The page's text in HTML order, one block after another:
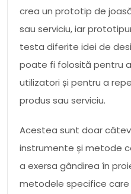
crea un prototip de
sau serviciu, iar
testa diferite idei de
poate fi folosită pentru
utilizatori și pentru a
produs sau serviciu.
Acestea sunt doar
instrumente și metode
a exersa gândirea în
metodele specifice